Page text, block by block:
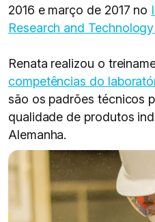
2016 e março de 2017 no
Research and
Renata realizou o
competências do
são os padrões técnicos
qualidade de produtos
Alemanha.